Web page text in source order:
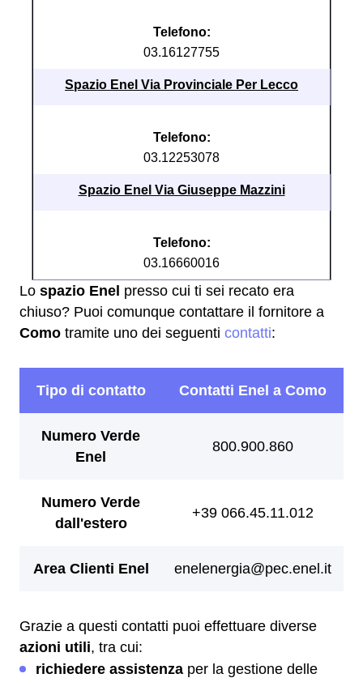
Telefono:
03.16127755
Spazio Enel Via Provinciale Per Lecco
Telefono:
03.12253078
Spazio Enel Via Giuseppe Mazzini
Telefono:
03.16660016
Lo spazio Enel presso cui ti sei recato era
chiuso? Puoi comunque contattare il fornitore a
Como tramite uno dei seguenti contatti:
Grazie a questi contatti puoi effettuare diverse
azioni utili, tra cui:
richiedere assistenza per la gestione delle